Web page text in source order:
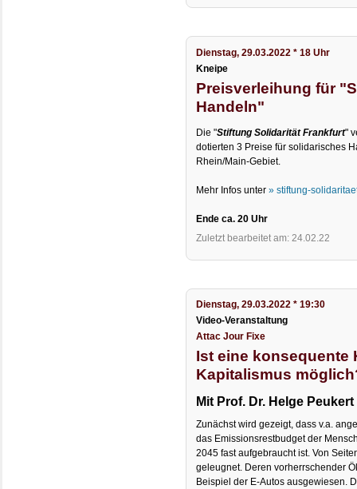
Dienstag, 29.03.2022 * 18 Uhr
Kneipe
Preisverleihung für
Handeln"
Die "Stiftung Solidarität Frankfurt"
dotierten 3 Preise für solidarisches
Rhein/Main-Gebiet.
Mehr Infos unter» stiftung-
Ende ca. 20 Uhr
Zuletzt bearbeitet am: 24.02.22
Dienstag, 29.03.2022 * 19:30
Video-Veranstaltung
Attac Jour Fixe
Ist eine konsequente
Kapitalismus
Mit Prof. Dr. Helge Peukert
Zunächst wird gezeigt, dass v.a.
das Emissionsrestbudget der
2045 fast aufgebraucht ist. Von
geleugnet. Deren vorherrschender
Beispiel der E-Autos ausgewiesen.